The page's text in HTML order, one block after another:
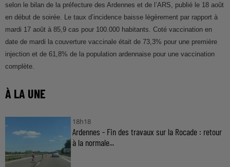
selon le bilan de la préfecture des Ardennes et de l’ARS, publié le 18 août
en début de soirée. Le taux d’incidence baisse légèrement par rapport à
mardi 17 août à 85,9 cas pour 100.000 habitants. Coté vaccination en
date de mardi la couverture vaccinale était de 73,3% pour une première
injection et de 61,8% de la population ardennaise pour une vaccination
complète.
À LA UNE
18h18
Ardennes - Fin des travaux sur la Rocade : retour
à la normale...